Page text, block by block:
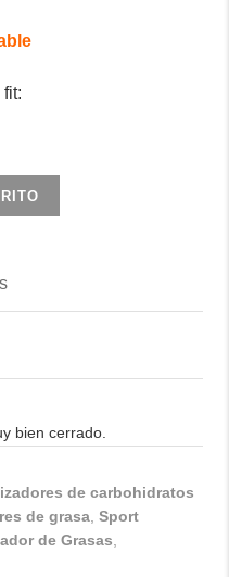
bien cerrado.
de carbohidratos
de grasa Sport
de Grasas